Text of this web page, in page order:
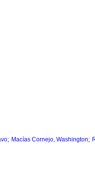
; Macías Cornejo, Washington;